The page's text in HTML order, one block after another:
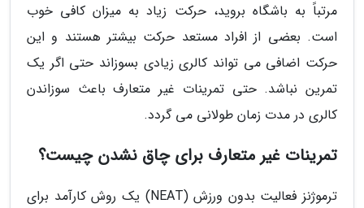
مرتباً به باشگاه بروید، حرکت زیاد به میزان کافی خوب
است. بعضی از افراد مستعد حرکت بیشتر هستند و این
حرکت اضافی می تواند کالری زیادی بسوزاند حتی اگر یک
تمرین نباشد. حتی تمرینات غیر متعارف باعث سوزاندن
کالری در مدت زمان طولانی می گردد.
تمرینات غیر متعارف برای چاق نشدن چیست؟
ترموژنز فعالیت بدون ورزش (NEAT) یک روش کارآمد برای